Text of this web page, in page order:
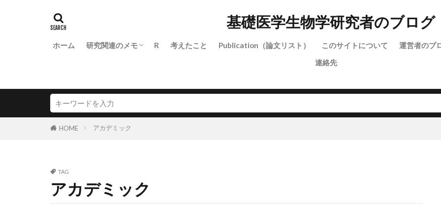
基礎医学生物学研究者のブログ
ホーム 研究関連のメモ R 考えたこと Publication（論文リスト） このサイトについて
運営者のプ
連絡先
HOME アカデミック
TAG
アカデミック